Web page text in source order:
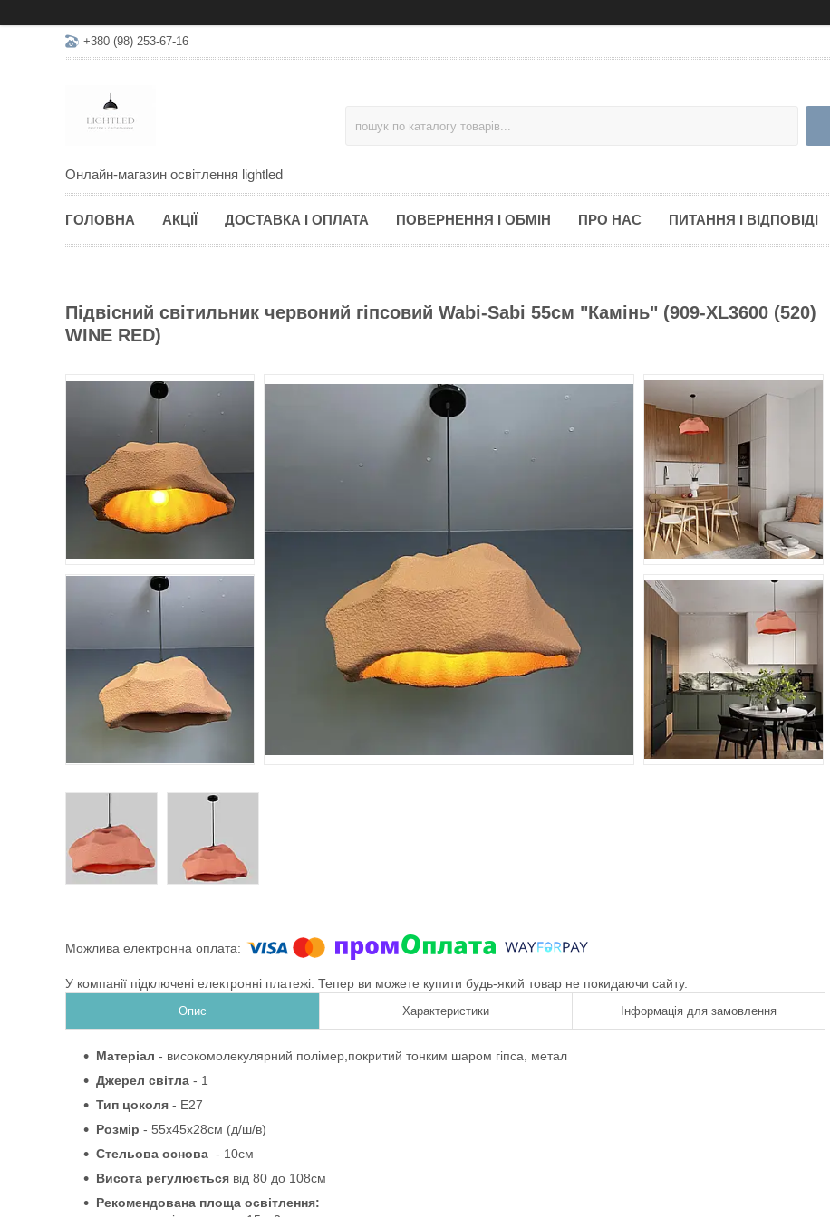
+380 (98) 253-67-16
Онлайн-магазин освітлення lightled
ГОЛОВНА АКЦІЇ ДОСТАВКА І ОПЛАТА ПОВЕРНЕННЯ І ОБМІН ПРО НАС ПИТАННЯ І ВІДПОВІДІ
Підвісний світильник червоний гіпсовий Wabi-Sabi 55см "Камінь" (909-XL3600 (520)
WINE RED)
У компанії підключені електронні платежі. Тепер ви можете купити будь-який товар не покидаючи сайту.
Опис Характеристики Інформація для замовлення
Матеріал - високомолекулярний полімер,покритий тонким шаром гіпса
метал
Джерел світла - 1
Тип цоколя - Е27
Розмір - 55х45х28см (д/ш/в)
Стельова основа - 10см
Висота регулюється від 80 до 108см
Рекомендована площа освітлення: